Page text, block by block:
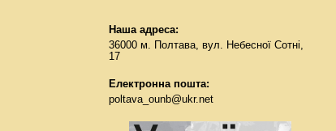
Наша адреса:
36000 м. Полтава, вул. Небесної Сотні,
17
Електронна пошта:
poltava_ounb@ukr.net